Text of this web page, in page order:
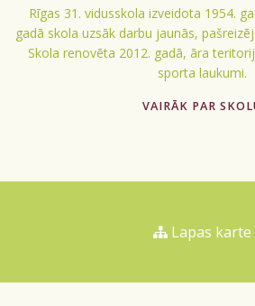
Rīgas 31. vidusskola izveidota 1954.
gadā skola uzsāk darbu jaunās,
Skola renovēta 2012. gadā, āra
sporta laukumi.
VAIRĀK PAR
Lapas karte